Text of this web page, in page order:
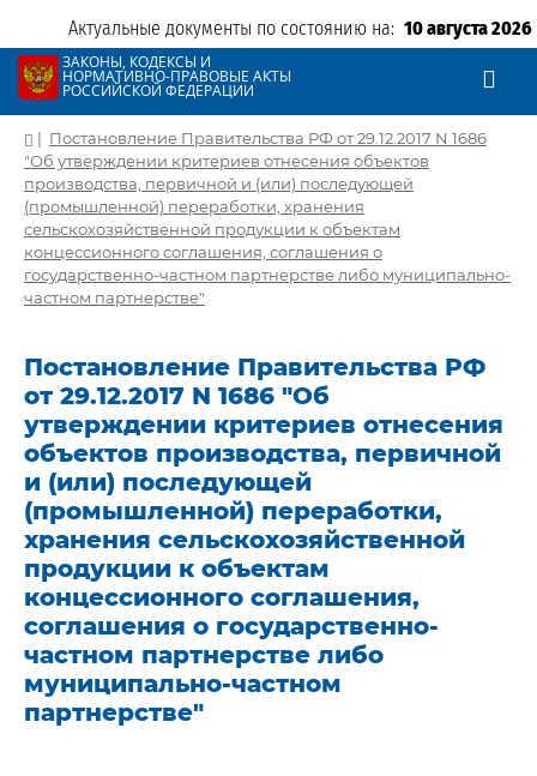
Актуальные документы по состоянию на: 10 августа 2026
ЗАКОНЫ, КОДЕКСЫ И
НОРМАТИВНО-ПРАВОВЫЕ АКТЫ
РОССИЙСКОЙ ФЕДЕРАЦИИ
| Постановление Правительства РФ от 29.12.2017 N 1686
"Об утверждении критериев отнесения объектов
производства, первичной и (или) последующей
(промышленной) переработки, хранения
сельскохозяйственной продукции к объектам
концессионного соглашения, соглашения о
государственно-частном партнерстве либо муниципально-
частном партнерстве"
Постановление Правительства РФ
от 29.12.2017 N 1686 "Об
утверждении критериев отнесения
объектов производства, первичной
и (или) последующей
(промышленной) переработки,
хранения сельскохозяйственной
продукции к объектам
концессионного соглашения,
соглашения о государственно-
частном партнерстве либо
муниципально-частном
партнерстве"